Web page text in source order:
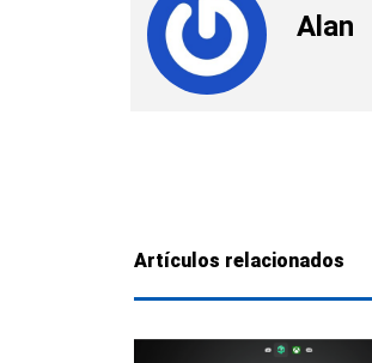
Alan
Artículos relacionados